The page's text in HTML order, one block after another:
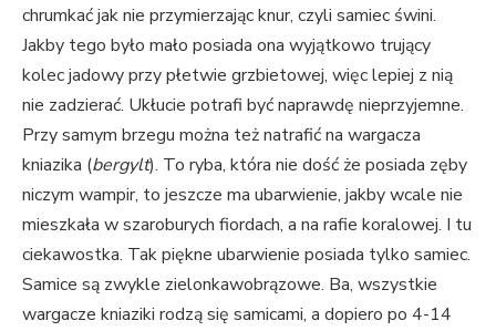
chrumkać jak nie przymierzając knur, czyli samiec świni.
Jakby tego było mało posiada ona wyjątkowo trujący
kolec jadowy przy płetwie grzbietowej, więc lepiej z nią
nie zadzierać. Ukłucie potrafi być naprawdę nieprzyjemne.
Przy samym brzegu można też natrafić na wargacza
kniazika (bergylt). To ryba, która nie dość że posiada zęby
niczym wampir, to jeszcze ma ubarwienie, jakby wcale nie
mieszkała w szaroburych fiordach, a na rafie koralowej. I tu
ciekawostka. Tak piękne ubarwienie posiada tylko samiec.
Samice są zwykle zielonkawobrązowe. Ba, wszystkie
wargacze kniaziki rodzą się samicami, a dopiero po 4-14